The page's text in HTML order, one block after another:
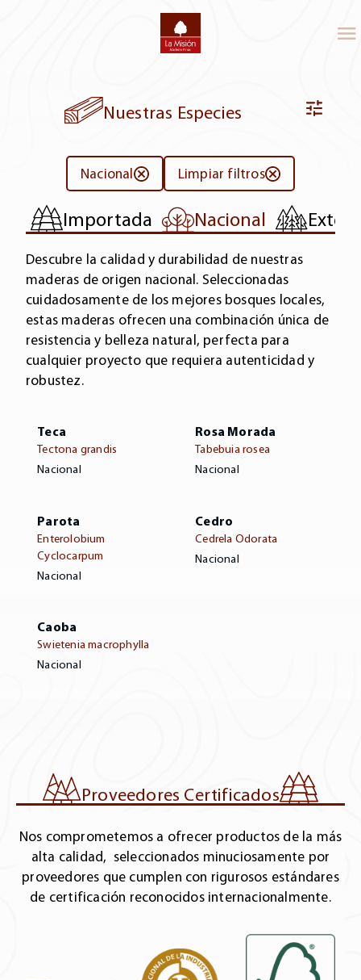
Nuestras Especies
Nacional Limpiar filtros
Importada Nacional
Descubre la calidad y durabilidad de nuestras
maderas de origen nacional. Seleccionadas
cuidadosamente de los mejores bosques locales,
estas maderas ofrecen una combinación única de
resistencia y belleza natural, perfecta para
cualquier proyecto que requiera autenticidad y
robustez.
Teca
Tectona grandis
Nacional
Rosa Morada
Tabebuia rosea
Nacional
Parota
Enterolobium
Cyclocarpum
Nacional
Cedro
Cedrela Odorata
Nacional
Caoba
Swietenia macrophylla
Nacional
Proveedores Certificados
Nos comprometemos a ofrecer productos de la más
alta calidad, seleccionados minuciosamente por
proveedores que cumplen con rigurosos estándares
de certificación reconocidos internacionalmente.